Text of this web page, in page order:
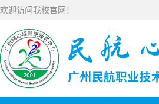
欢迎访问我校官网！